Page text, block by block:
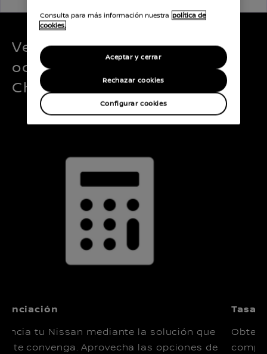
Ventajas de los coches de
ocasión Nissan Intelligent
Choice
tu Nissan mediante la solución que
te convenga. Aprovecha las opciones de
Obten
Consulta para más información nuestra política de
cookies.
Rechazar cookies
Aceptar y cerrar
Configurar cookies